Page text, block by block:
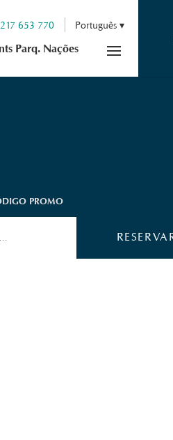
653 770 Português
Parq. Nações
PROMO